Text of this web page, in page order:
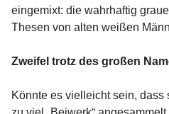
eingemixt: die wahrhaftig
Thesen von alten weißen
Zweifel trotz des großen
Könnte es vielleicht sein,